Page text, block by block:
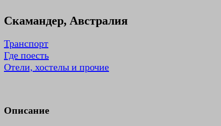
Скамандер, Австралия
Транспорт
Где поесть
Отели, хостелы и прочие
Описание